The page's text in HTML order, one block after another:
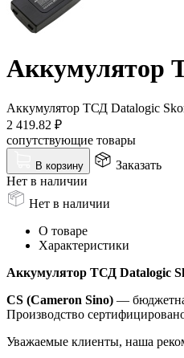
Аккумулятор
Аккумулятор ТСД Datalogic
2 419.82 ₽
сопутствующие товары
В корзину
Заказать
Нет в наличии
Нет в наличии
О товаре
Характеристики
Аккумулятор ТСД Datalogic
CS (Cameron Sino) —
Производство
Уважаемые клиенты, наша